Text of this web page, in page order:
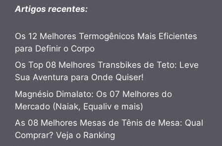
Artigos recentes:
Os 12 Melhores Termogênicos Mais Eficientes
para Definir o Corpo
Os Top 08 Melhores Transbikes de Teto: Leve
Sua Aventura para Onde Quiser!
Magnésio Dimalato: Os 07 Melhores do
Mercado (Naiak, Equaliv e mais)
As 08 Melhores Mesas de Tênis de Mesa: Qual
Comprar? Veja o Ranking